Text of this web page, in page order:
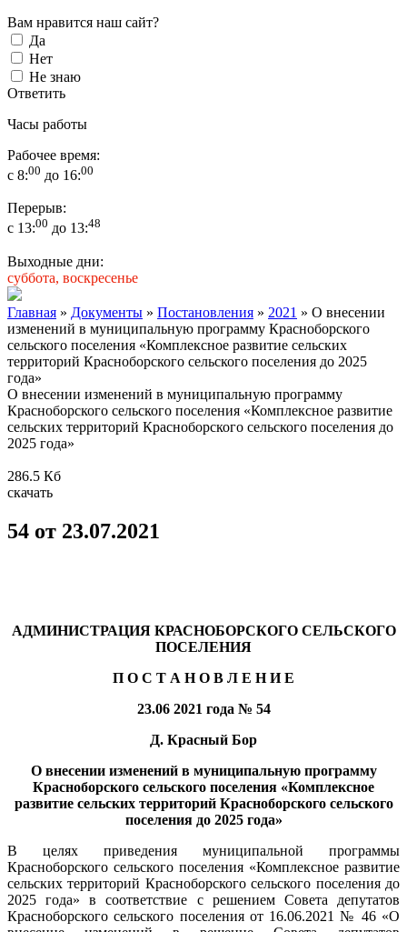
Вам нравится наш сайт?
Да
Нет
Не знаю
Ответить
Часы работы
Рабочее время:
с 8:00 до 16:00
Перерыв:
с 13:00 до 13:48
Выходные дни:
суббота, воскресенье
Главная » Документы » Постановления » 2021 » О внесении
изменений в муниципальную программу Красноборского
сельского поселения «Комплексное развитие сельских
территорий Красноборского сельского поселения до 2025
года»
О внесении изменений в муниципальную программу
Красноборского сельского поселения «Комплексное развитие
сельских территорий Красноборского сельского поселения до
2025 года»
286.5 Кб
скачать
54 от 23.07.2021
АДМИНИСТРАЦИЯ КРАСНОБОРСКОГО СЕЛЬСКОГО
ПОСЕЛЕНИЯ
П О С Т А Н О В Л Е Н И Е
23.06 2021 года № 54
Д. Красный Бор
О внесении изменений в муниципальную программу
Красноборского сельского поселения «Комплексное
развитие сельских территорий Красноборского сельского
поселения до 2025 года»
В целях приведения муниципальной программы
Красноборского сельского поселения «Комплексное развитие
сельских территорий Красноборского сельского поселения до
2025 года» в соответствие с решением Совета депутатов
Красноборского сельского поселения от 16.06.2021 № 46 «О